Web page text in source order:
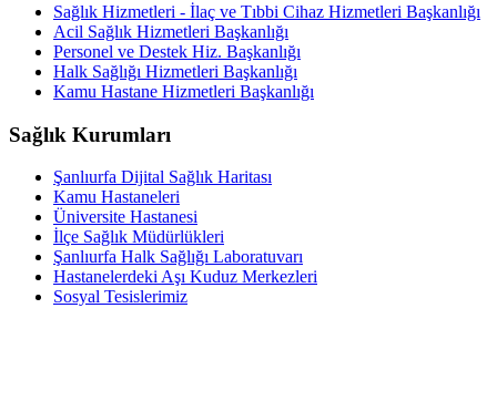
Sağlık Hizmetleri - İlaç ve Tıbbi Cihaz Hizmetleri Başkanlığı
Acil Sağlık Hizmetleri Başkanlığı
Personel ve Destek Hiz. Başkanlığı
Halk Sağlığı Hizmetleri Başkanlığı
Kamu Hastane Hizmetleri Başkanlığı
Sağlık Kurumları
Şanlıurfa Dijital Sağlık Haritası
Kamu Hastaneleri
Üniversite Hastanesi
İlçe Sağlık Müdürlükleri
Şanlıurfa Halk Sağlığı Laboratuvarı
Hastanelerdeki Aşı Kuduz Merkezleri
Sosyal Tesislerimiz